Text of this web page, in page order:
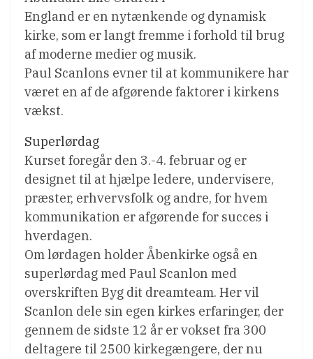
England er en nytænkende og dynamisk
kirke, som er langt fremme i forhold til brug
af moderne medier og musik.
Paul Scanlons evner til at kommunikere har
været en af de afgørende faktorer i kirkens
vækst.
Superlørdag
Kurset foregår den 3.-4. februar og er
designet til at hjælpe ledere, undervisere,
præster, erhvervsfolk og andre, for hvem
kommunikation er afgørende for succes i
hverdagen.
Om lørdagen holder Åbenkirke også en
superlørdag med Paul Scanlon med
overskriften Byg dit dreamteam. Her vil
Scanlon dele sin egen kirkes erfaringer, der
gennem de sidste 12 år er vokset fra 300
deltagere til 2500 kirkegængere, der nu